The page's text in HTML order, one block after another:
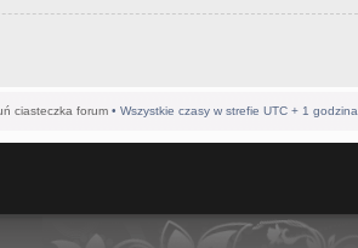
ciasteczka forum • Wszystkie czasy w strefie UTC + 1 godzina